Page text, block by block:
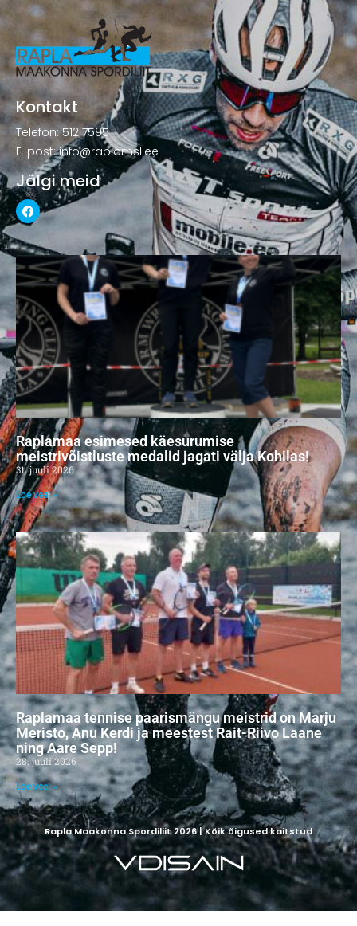
Kontakt
Telefon: 512 7595
E-post: info@raplamsl.ee
Jälgi meid
Raplamaa esimesed käesurumise
meistrivõistluste medalid jagati välja Kohilas!
31. juuli 2026
Loe veel »
Raplamaa tennise paarismängu meistrid on Marju
Meristo, Anu Kerdi ja meestest Rait-Riivo Laane
ning Aare Sepp!
28. juuli 2026
Loe veel »
Rapla Maakonna Spordiliit 2026 | Kõik õigused kaitstud